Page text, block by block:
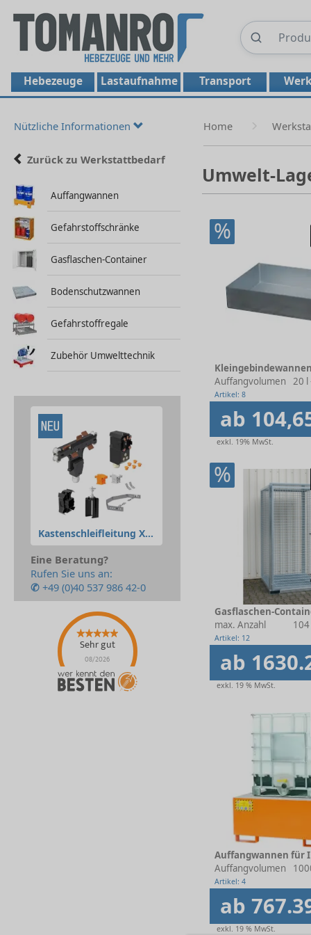
Hebezeuge Lastaufnahme Transport
Nützliche Informationen
Zurück zu Werkstattbedarf
Auffangwannen
Gefahrstoffschränke
Gasflaschen-Container
Bodenschutzwannen
Gefahrstoffregale
Zubehör Umwelttechnik
Kastenschleifleitung XLine
Eine Beratung?
Rufen Sie uns an:
✆ +49 (0)40 537 986 42-0
Sehr gut
08/2026
Home
Umwelt-
%
Kleingebindewannen
Auffangvolumen
20 l
Artikel: 8
ab
exkl. 19% MwSt.
%
Gasflaschen-
max. Anzahl
Artikel: 12
ab
exkl. 19 % MwSt.
Auffangwannen für
Auffangvolumen
Artikel: 4
ab
exkl. 19 % MwSt.